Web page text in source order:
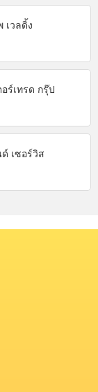
เวลดิ้ง
ร์เทรด กรุ๊ป
เซอร์วิส